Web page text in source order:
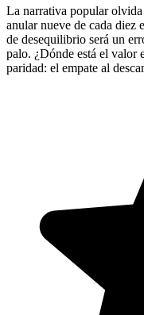
La narrativa popular
anular nueve de cada diez
de desequilibrio será un
palo. ¿Dónde está el valor
paridad: el empate al